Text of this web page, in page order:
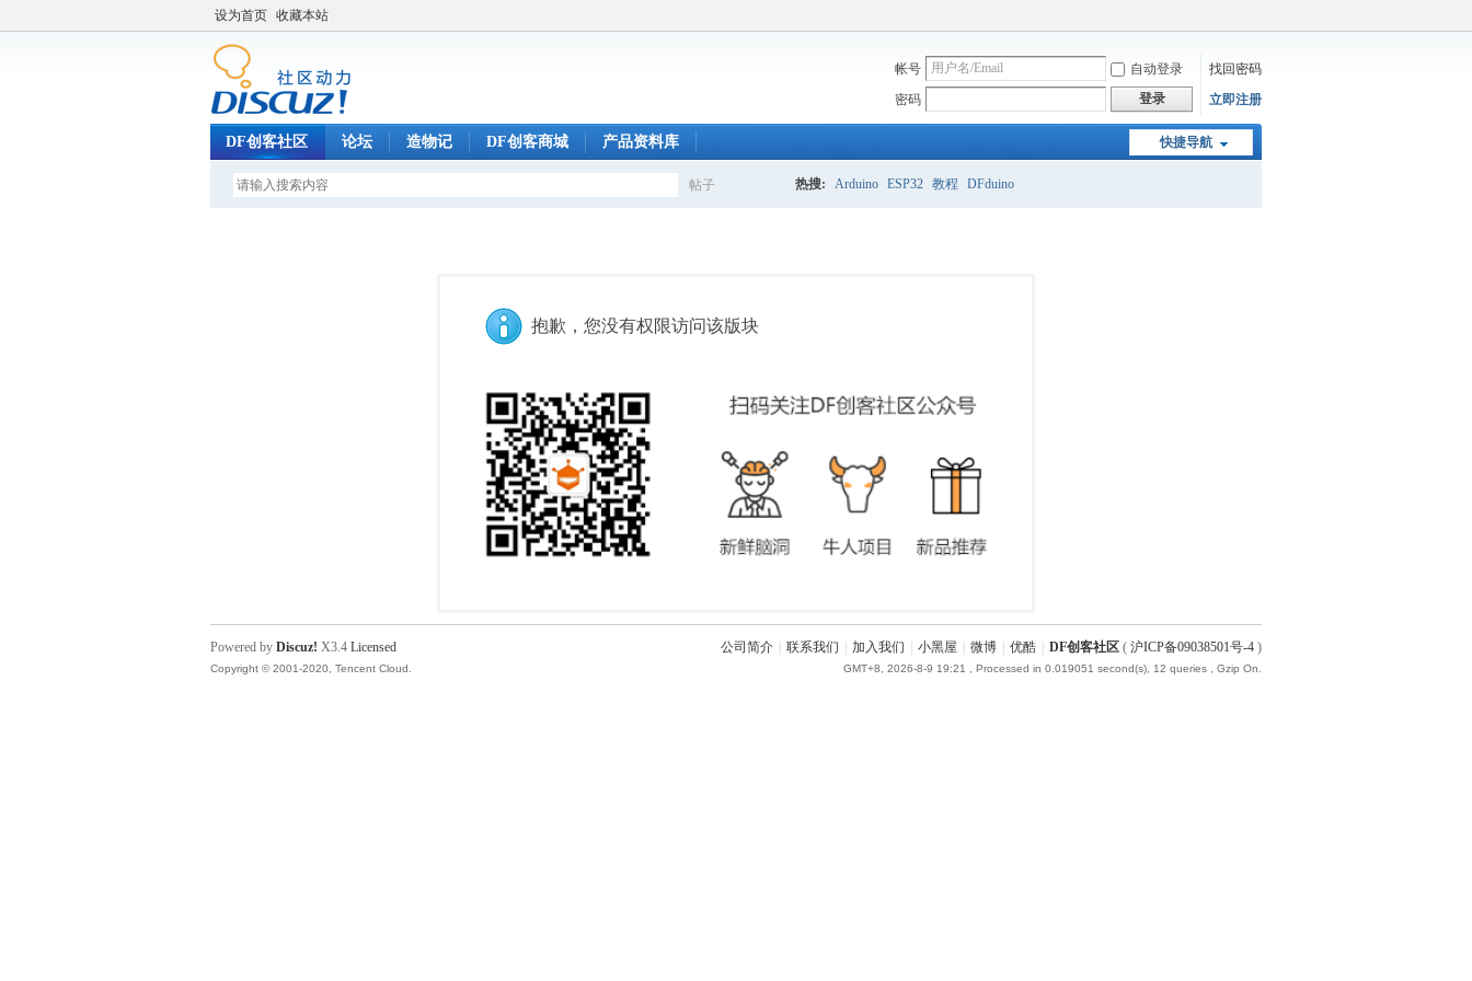
设为首页 收藏本站
帐号 自动登录
找回密码
密码
登录 立即注册
快捷导航
DF创客社区 论坛 造物记 DF创客商城 产品资料库
帖子 热搜: Arduino ESP32 教程 DFduino
抱歉，您没有权限访问该版块
公司简介 联系我们 加入我们 小黑屋 微博 优酷 DF创客社区 ( 沪ICP备09038501号-4 )
GMT+8, 2026-8-9 19:21 , Processed in 0.019051 second(s), 12 queries , Gzip On.
Powered by Discuz! X3.4 Licensed
Copyright © 2001-2020, Tencent Cloud.